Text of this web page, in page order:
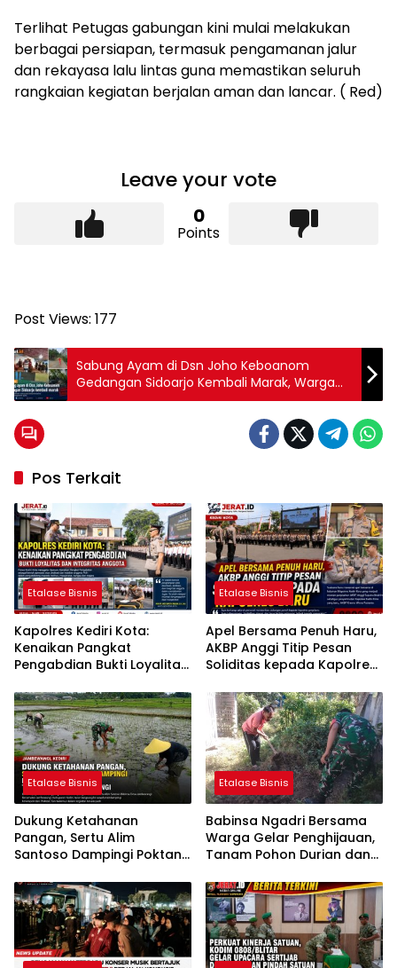
Terlihat Petugas gabungan kini mulai melakukan
berbagai persiapan, termasuk pengamanan jalur
dan rekayasa lalu lintas guna memastikan seluruh
rangkaian kegiatan berjalan aman dan lancar. ( Red)
Leave your vote
0
Points
Post Views: 177
Sabung Ayam di Dsn Joho Keboanom
Gedangan Sidoarjo Kembali Marak, Warga
Resah
Pos Terkait
Etalase Bisnis
Kapolres Kediri Kota:
Kenaikan Pangkat
Pengabdian Bukti Loyalitas
Etalase Bisnis
Apel Bersama Penuh Haru,
AKBP Anggi Titip Pesan
Soliditas kepada Kapolres
Etalase Bisnis
Dukung Ketahanan
Pangan, Sertu Alim
Santoso Dampingi Poktan
di Jambewangi
Etalase Bisnis
Babinsa Ngadri Bersama
Warga Gelar Penghijauan,
Tanam Pohon Durian dan